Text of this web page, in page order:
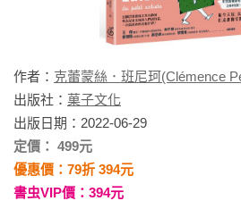
作者： 克蕾蒙絲．班尼珂(Clémence
出版社： 菓子文化
出版日期：2022-06-29
定價： 499元
優惠價：79折 394元
書虫VIP價：394元